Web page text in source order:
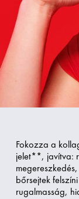
Fokozza a
jelet**, javítva:
bőrsejtek
rugalmasság,